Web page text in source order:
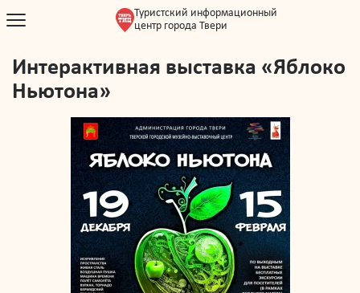
Туристский информационный
центр города Твери
Интерактивная выставка «Яблоко
Ньютона»